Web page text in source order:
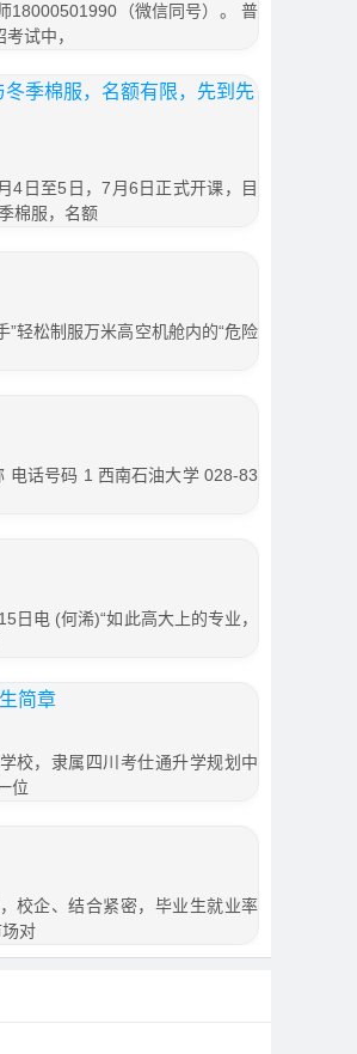
18000501990（微信同号）。 普
试中，
季棉服，名额有限，先到先
4日至5日，7月6日正式开课，目
棉服，名额
轻松制服万米高空机舱内的“危险
电话号码 1 西南石油大学 028-83
电 (何浠)“如此高大上的专业，
简章
校，隶属四川考仕通升学规划中
位
企、结合紧密，毕业生就业率
对